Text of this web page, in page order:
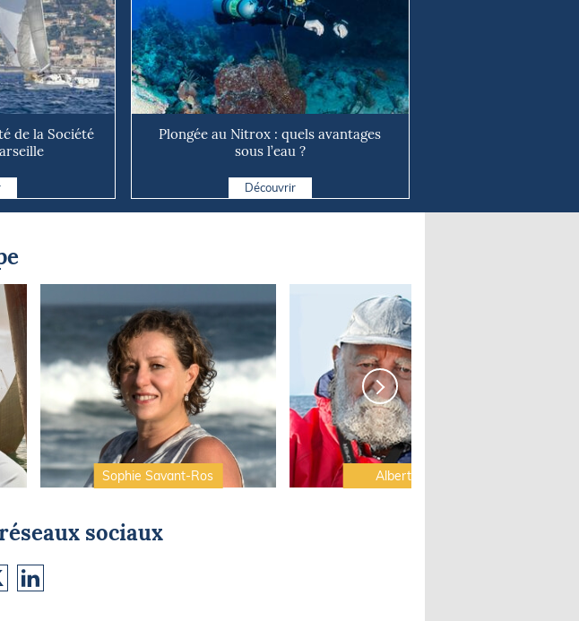
de la Société
Plongée au Nitrox : quels avantages
sous l’eau ?
Découvrir
Sophie Savant-Ros Albert Brel
sociaux